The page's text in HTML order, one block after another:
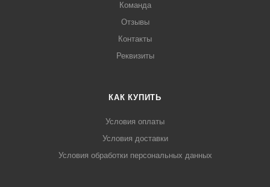
Команда
Отзывы
Контакты
Реквизиты
КАК КУПИТЬ
Условия оплаты
Условия доставки
Условия обработки персональных данных